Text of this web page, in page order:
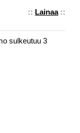
:: Lainaa::
sulkeutuu 3